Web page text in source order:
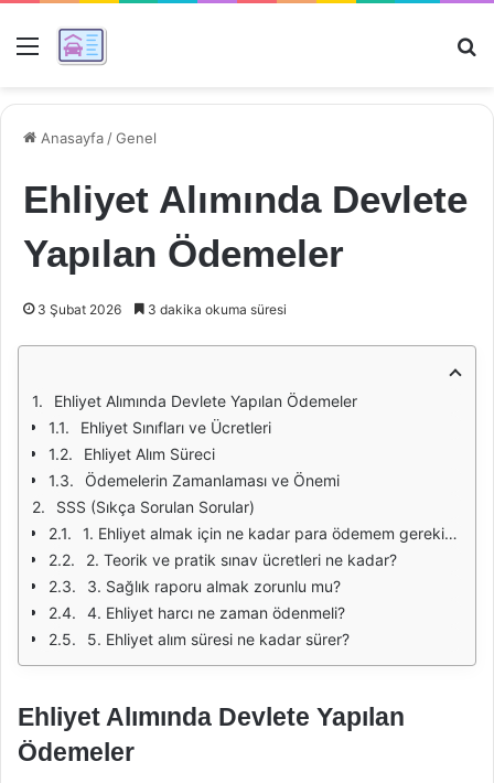
Menü
Anasayfa /Genel
Ehliyet Alımında Devlete
Yapılan Ödemeler
3 Şubat 2026 3 dakika okuma süresi
Ehliyet Alımında Devlete Yapılan Ödemeler
Ehliyet Sınıfları ve Ücretleri
Ehliyet Alım Süreci
Ödemelerin Zamanlaması ve Önemi
SSS (Sıkça Sorulan Sorular)
1. Ehliyet almak için ne kadar para ödemem gerekiyor?
2. Teorik ve pratik sınav ücretleri ne kadar?
3. Sağlık raporu almak zorunlu mu?
4. Ehliyet harcı ne zaman ödenmeli?
5. Ehliyet alım süresi ne kadar sürer?
Ehliyet Alımında Devlete Yapılan
Ödemeler